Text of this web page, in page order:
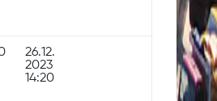
26.12.
2023
14:20